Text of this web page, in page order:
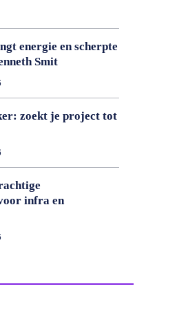
energie en scherpte
Smit
zoekt je project tot
infra en